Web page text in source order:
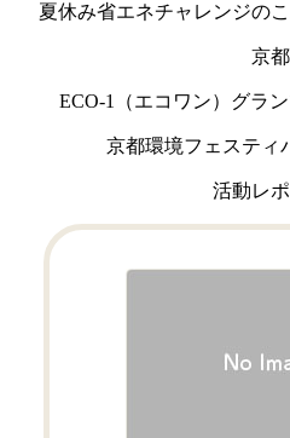
夏休み省エネチャレンジの
京都
ECO-1（エコワン）グラ
京都環境フェスティ
活動レ